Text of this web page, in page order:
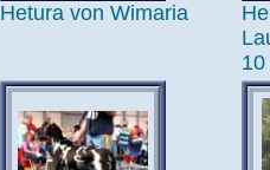
Hetura von Wimaria